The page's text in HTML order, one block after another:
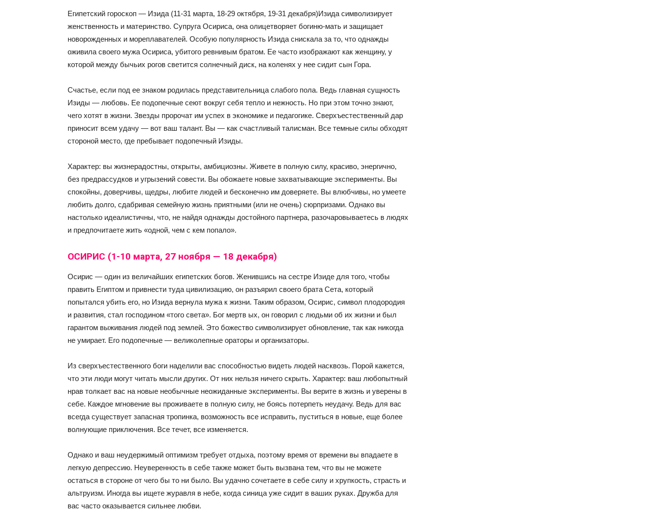
Египетский гороскоп — Изида (11-31 марта, 18-29 октября, 19-31 декабря)Изида символизирует
женственность и материнство. Супруга Осириса, она олицетворяет богиню-мать и защищает
новорожденных и мореплавателей. Особую популярность Изида снискала за то, что однажды
оживила своего мужа Осириса, убитого ревнивым братом. Ее часто изображают как женщину, у
которой между бычьих рогов светится солнечный диск, на коленях у нее сидит сын Гора.
Счастье, если под ее знаком родилась представительница слабого пола. Ведь главная сущность
Изиды — любовь. Ее подопечные сеют вокруг себя тепло и нежность. Но при этом точно знают,
чего хотят в жизни. Звезды пророчат им успех в экономике и педагогике. Сверхъестественный дар
приносит всем удачу — вот ваш талант. Вы — как счастливый талисман. Все темные силы обходят
стороной место, где пребывает подопечный Изиды.
Характер: вы жизнерадостны, открыты, амбициозны. Живете в полную силу, красиво, энергично,
без предрассудков и угрызений совести. Вы обожаете новые захватывающие эксперименты. Вы
спокойны, доверчивы, щедры, любите людей и бесконечно им доверяете. Вы влюбчивы, но умеете
любить долго, сдабривая семейную жизнь приятными (или не очень) сюрпризами. Однако вы
настолько идеалистичны, что, не найдя однажды достойного партнера, разочаровываетесь в людях
и предпочитаете жить «одной, чем с кем попало».
ОСИРИС (1-10 марта, 27 ноября — 18 декабря)
Осирис — один из величайших египетских богов. Женившись на сестре Изиде для того, чтобы
править Египтом и привнести туда цивилизацию, он разъярил своего брата Сета, который
попытался убить его, но Изида вернула мужа к жизни. Таким образом, Осирис, символ плодородия
и развития, стал господином «того света». Бог мертв ых, он говорил с людьми об их жизни и был
гарантом выживания людей под землей. Это божество символизирует обновление, так как никогда
не умирает. Его подопечные — великолепные ораторы и организаторы.
Из сверхъестественного боги наделили вас способностью видеть людей насквозь. Порой кажется,
что эти люди могут читать мысли других. От них нельзя ничего скрыть. Характер: ваш любопытный
нрав толкает вас на новые необычные неожиданные эксперименты. Вы верите в жизнь и уверены в
себе. Каждое мгновение вы проживаете в полную силу, не боясь потерпеть неудачу. Ведь для вас
всегда существует запасная тропинка, возможность все исправить, пуститься в новые, еще более
волнующие приключения. Все течет, все изменяется.
Однако и ваш неудержимый оптимизм требует отдыха, поэтому время от времени вы впадаете в
легкую депрессию. Неуверенность в себе также может быть вызвана тем, что вы не можете
остаться в стороне от чего бы то ни было. Вы удачно сочетаете в себе силу и хрупкость, страсть и
альтруизм. Иногда вы ищете журавля в небе, когда синица уже сидит в ваших руках. Дружба для
вас часто оказывается сильнее любви.